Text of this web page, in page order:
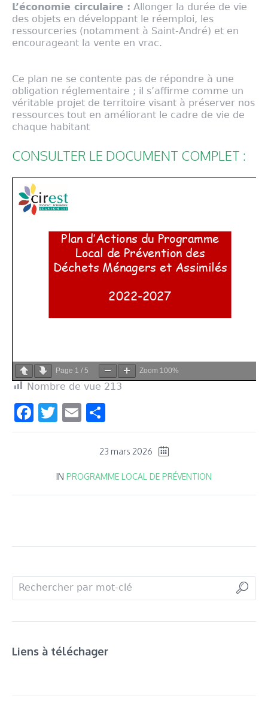
L’économie circulaire : Allonger la durée de vie
des objets en développant le réemploi, les
ressourceries (notamment à Saint-André) et en
encourageant la vente en vrac.
Ce plan ne se contente pas de répondre à une
obligation réglementaire ; il s’affirme comme un
véritable projet de territoire visant à préserver nos
ressources tout en améliorant le cadre de vie de
chaque habitant
CONSULTER LE DOCUMENT COMPLET :
Page 1 / 5 Zoom 100%
Nombre de vue 213
Facebook
Twitter
Email
23 mars 2026
IN PROGRAMME LOCAL DE PRÉVENTION
Liens à téléchager